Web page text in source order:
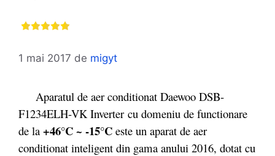
1 mai 2017 de migyt
Aparatul de aer conditionat Daewoo DSB-
F1234ELH-VK Inverter cu domeniu de functionare
de la +46°C ~ -15°C este un aparat de aer
conditionat inteligent din gama anului 2016, dotat cu